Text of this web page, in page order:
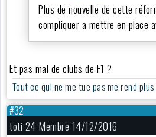
Plus de nouvelle de cette
compliquer a mettre en place
Et pas mal de clubs de F1 ?
Tout ce qui ne me tue pas me rend
#32
toti 24 Membre 14/12/2016